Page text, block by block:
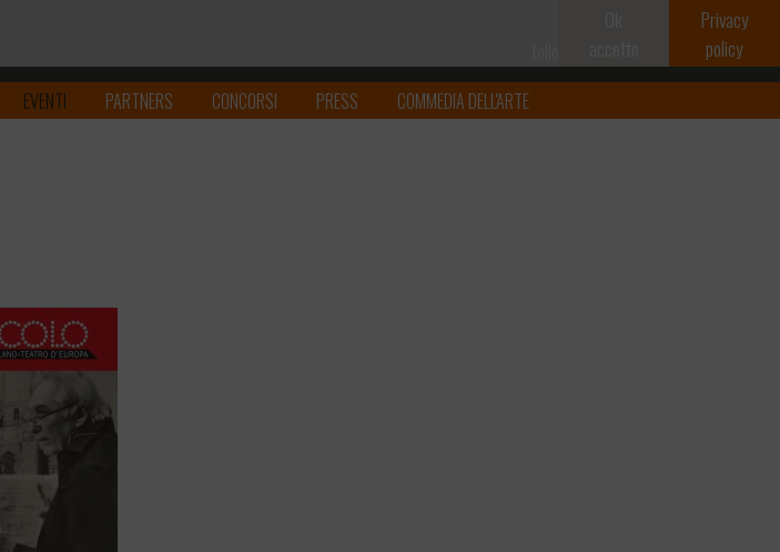
Privacy
policy
EVENTI PARTNERS CONCORSI PRESS COMMEDIA DELL'ARTE